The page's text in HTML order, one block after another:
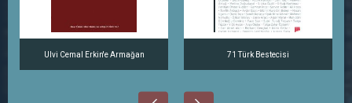
Ulvi Cemal Erkin'e Armağan 71 Türk Bestecisi